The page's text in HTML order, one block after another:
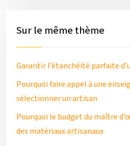
Sur le même thème
Garantir l’étanchéité parfaite
Pourquoi faire appel à une
sélectionner un artisan
Pourquoi le budget du maître
des matériaux artisanaux